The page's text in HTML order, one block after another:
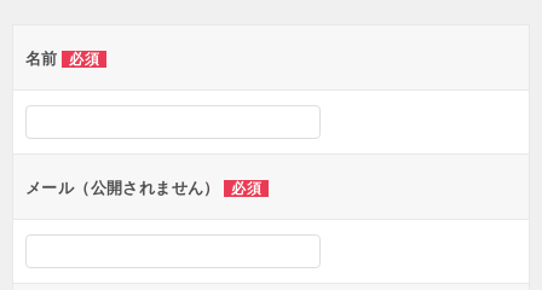
名前 必須
メール（公開されません） 必須